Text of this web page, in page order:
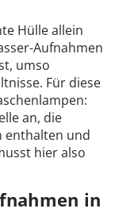
Hülle allein
Aufnahmen
umso
Für diese
an, die
enthalten und
hier also
in